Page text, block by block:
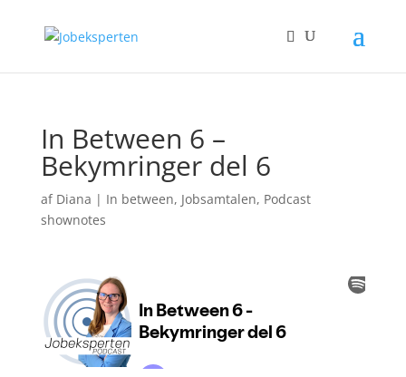
In Between 6 –
Bekymringer del 6
af Diana | In between, Jobsamtalen, Podcast
shownotes